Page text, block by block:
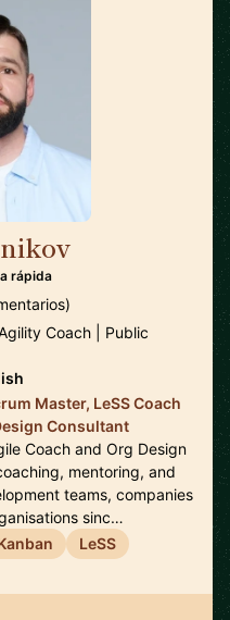
rápida
Coach | Public
Master, LeSS Coach
Consultant
Coach and Org Design
mentoring, and
teams, companies
sinc…
LeSS